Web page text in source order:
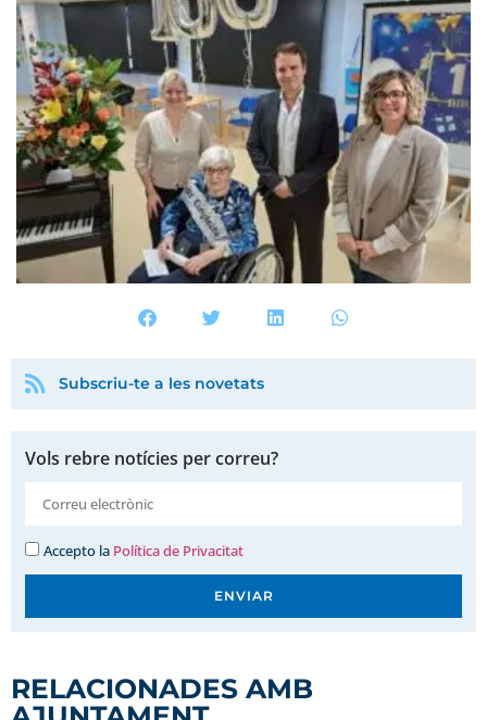
Subscriu-te a les novetats
Vols rebre notícies per correu?
Accepto la Política de Privacitat
ENVIAR
RELACIONADES AMB